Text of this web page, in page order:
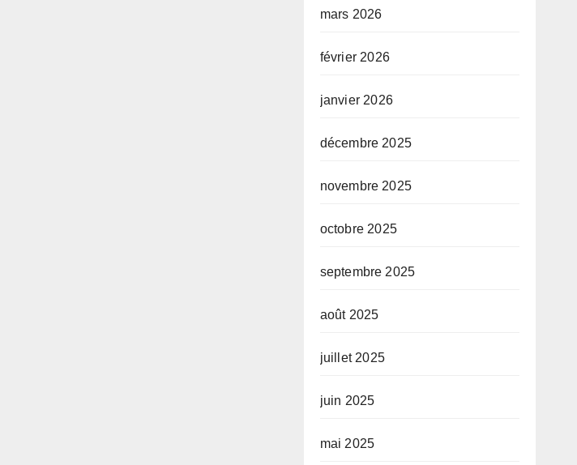
mars 2026
février 2026
janvier 2026
décembre 2025
novembre 2025
octobre 2025
septembre 2025
août 2025
juillet 2025
juin 2025
mai 2025